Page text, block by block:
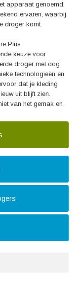
apparaat genoemd.
ervaren, waarbij
droger komt.
Plus
keuze voor
droger met oog
technologieën en
dat je kleding
uit blijft zien.
van het gemak en